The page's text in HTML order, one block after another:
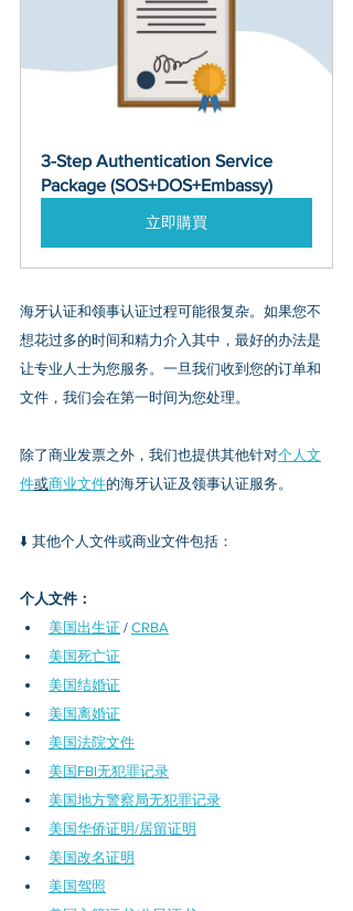
3-Step Authentication Service
Package (SOS+DOS+Embassy)
立即購買
海牙认证和领事认证过程可能很复杂。如果您不
想花过多的时间和精力介入其中，最好的办法是
让专业人士为您服务。一旦我们收到您的订单和
文件，我们会在第一时间为您处理。
除了商业发票之外，我们也提供其他针对个人文
件或商业文件的海牙认证及领事认证服务。
⬇️ 其他个人文件或商业文件包括：
个人文件：
美国出生证 / CRBA
美国死亡证
美国结婚证
美国离婚证
美国法院文件
美国FBI无犯罪记录
美国地方警察局无犯罪记录
美国华侨证明/居留证明
美国改名证明
美国驾照